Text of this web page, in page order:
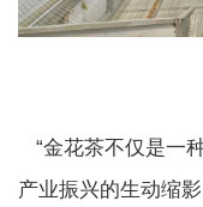
“金花茶不仅是一
产业振兴的生动缩